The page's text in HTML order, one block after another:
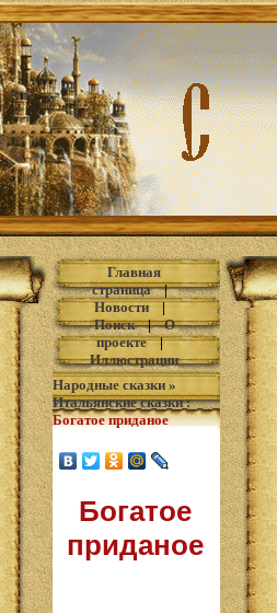
Главная
страница|
Новости|
Поиск|О
проекте|
Иллюстрации
Народные сказки »
Итальянские сказки:
Богатое приданое
Богатое
приданое